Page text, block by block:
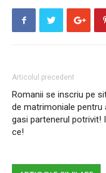
Articolul precedent
Romanii se inscriu pe
de matrimoniale pentru
gasi partenerul potrivit!
ce!